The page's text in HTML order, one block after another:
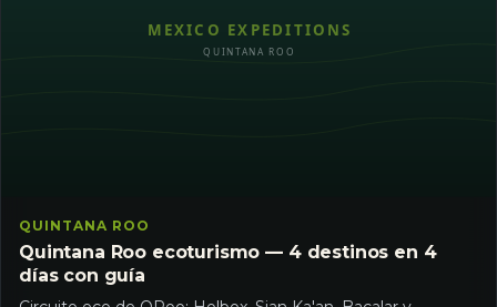
QUINTANA ROO
Quintana Roo ecoturismo — 4 destinos en 4
días con guía